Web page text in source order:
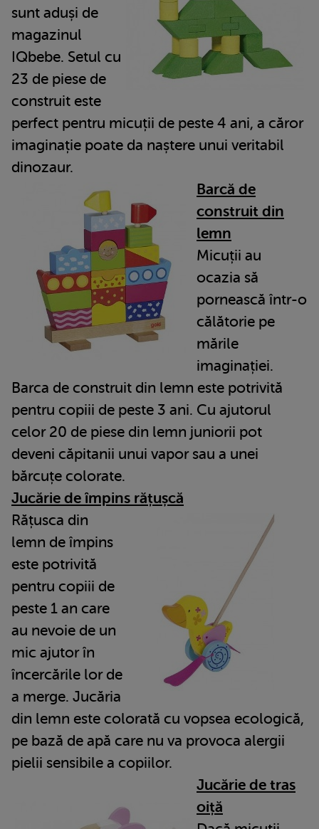
sunt aduși de
magazinul
IQbebe. Setul cu
23 de piese de
construit este
perfect pentru micuții de peste 4 ani, a căror
imaginație poate da naștere unui veritabil
dinozaur.
Barcă de
construit din
lemn
Micuții au
ocazia să
pornească într-o
călătorie pe
mările
imaginației.
Barca de construit din lemn este potrivită
pentru copiii de peste 3 ani. Cu ajutorul
celor 20 de piese din lemn juniorii pot
deveni căpitanii unui vapor sau a unei
bărcuțe colorate.
Jucărie de împins rățușcă
Rățusca din
lemn de împins
este potrivită
pentru copiii de
peste 1 an care
au nevoie de un
mic ajutor în
încercările lor de
a merge. Jucăria
din lemn este colorată cu vopsea ecologică,
pe bază de apă care nu va provoca alergii
pielii sensibile a copiilor.
Jucărie de tras
oiță